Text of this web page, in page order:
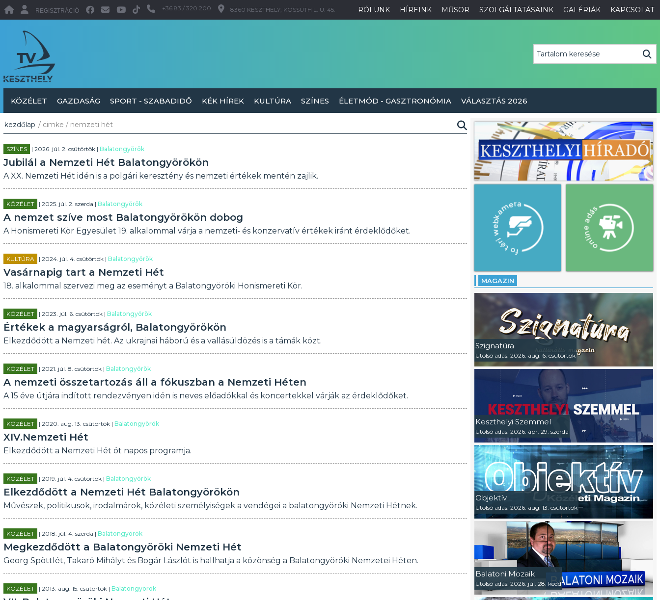
RÓLUNK HÍREINK MŰSOR SZOLGÁLTATÁSAINK GALÉRIÁK KAPCSOLAT
REGISZTRÁCIÓ +36 83 / 320 200 8360 KESZTHELY, KOSSUTH L. U. 45.
KÖZÉLET GAZDASÁG SPORT - SZABADIDŐ KÉK HÍREK KULTÚRA SZÍNES ÉLETMÓD - GASZTRONÓMIA VÁLASZTÁS 2026
kezdőlap / cimke / nemzeti hét
SZÍNES | 2026. júl. 2. csütörtök | Balatongyörök
Jubilál a Nemzeti Hét Balatongyörökön
A XX. Nemzeti Hét idén is a polgári keresztény és nemzeti értékek mentén zajlik.
KÖZÉLET | 2025. júl. 2. szerda | Balatongyörök
A nemzet szíve most Balatongyörökön dobog
A Honismereti Kör Egyesület 19. alkalommal várja a nemzeti- és konzervatív értékek iránt érdeklődőket.
KULTÚRA | 2024. júl. 4. csütörtök | Balatongyörök
Vasárnapig tart a Nemzeti Hét
18. alkalommal szervezi meg az eseményt a Balatongyöröki Honismereti Kör.
KÖZÉLET | 2023. júl. 6. csütörtök | Balatongyörök
Értékek a magyarságról, Balatongyörökön
Elkezdődött a Nemzeti hét. Az ukrajnai háború és a vallásüldözés is a támák közt.
KÖZÉLET | 2021. júl. 8. csütörtök | Balatongyörök
A nemzeti összetartozás áll a fókuszban a Nemzeti Héten
A 15 éve útjára indított rendezvényen idén is neves előadókkal és koncertekkel várják az érdeklődőket.
KÖZÉLET | 2020. aug. 13. csütörtök | Balatongyörök
XIV.Nemzeti Hét
Elkezdődött a Nemzeti Hét öt napos programja.
KÖZÉLET | 2019. júl. 4. csütörtök | Balatongyörök
Elkezdődött a Nemzeti Hét Balatongyörökön
Művészek, politikusok, irodalmárok, közéleti személyiségek a vendégei a balatongyöröki Nemzeti Hétnek.
KÖZÉLET | 2018. júl. 4. szerda | Balatongyörök
Megkezdődött a Balatongyöröki Nemzeti Hét
Georg Spöttlét, Takaró Mihályt és Bogár Lászlót is hallhatja a közönség a Balatongyöröki Nemzetei Héten.
KÖZÉLET | 2013. aug. 15. csütörtök | Balatongyörök
MAGAZIN
Szignatúra
Utolsó adás: 2026. aug. 6. csütörtök
Keszthelyi Szemmel
Utolsó adás: 2026. ápr. 29. szerda
Objektív
Utolsó adás: 2026. aug. 13. csütörtök
Balatoni Mozaik
Utolsó adás: 2026. júl. 28. kedd